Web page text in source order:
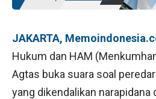
JAKARTA,
Hukum dan HAM
Agtas buka suara soal
yang dikendalikan narapidana